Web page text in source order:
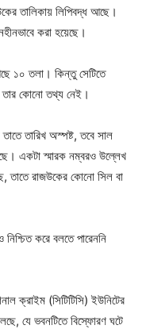
তালিকায় লিপিবদ্ধ আছে।
করা হয়েছে।
১০ তলা। কিন্তু সেটিতে
তার কোনো তথ্য নেই।
তারিখ অস্পষ্ট, তবে সাল
একটা স্মারক নম্বরও উল্লেখ
তাতে রাজউকের কোনো সিল বা
করে বলতে পারেননি
ক্রাইম (সিটিটিসি) ইউনিটের
যে ভবনটিতে বিস্ফোরণ ঘটে